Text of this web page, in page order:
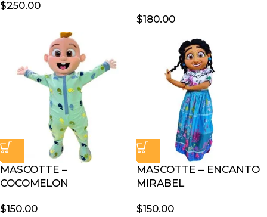
$250.00
$180.00
MASCOTTE –
COCOMELON
$150.00
MASCOTTE – ENCANTO
MIRABEL
$150.00